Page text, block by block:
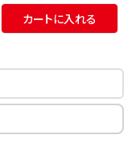
カートに入れる